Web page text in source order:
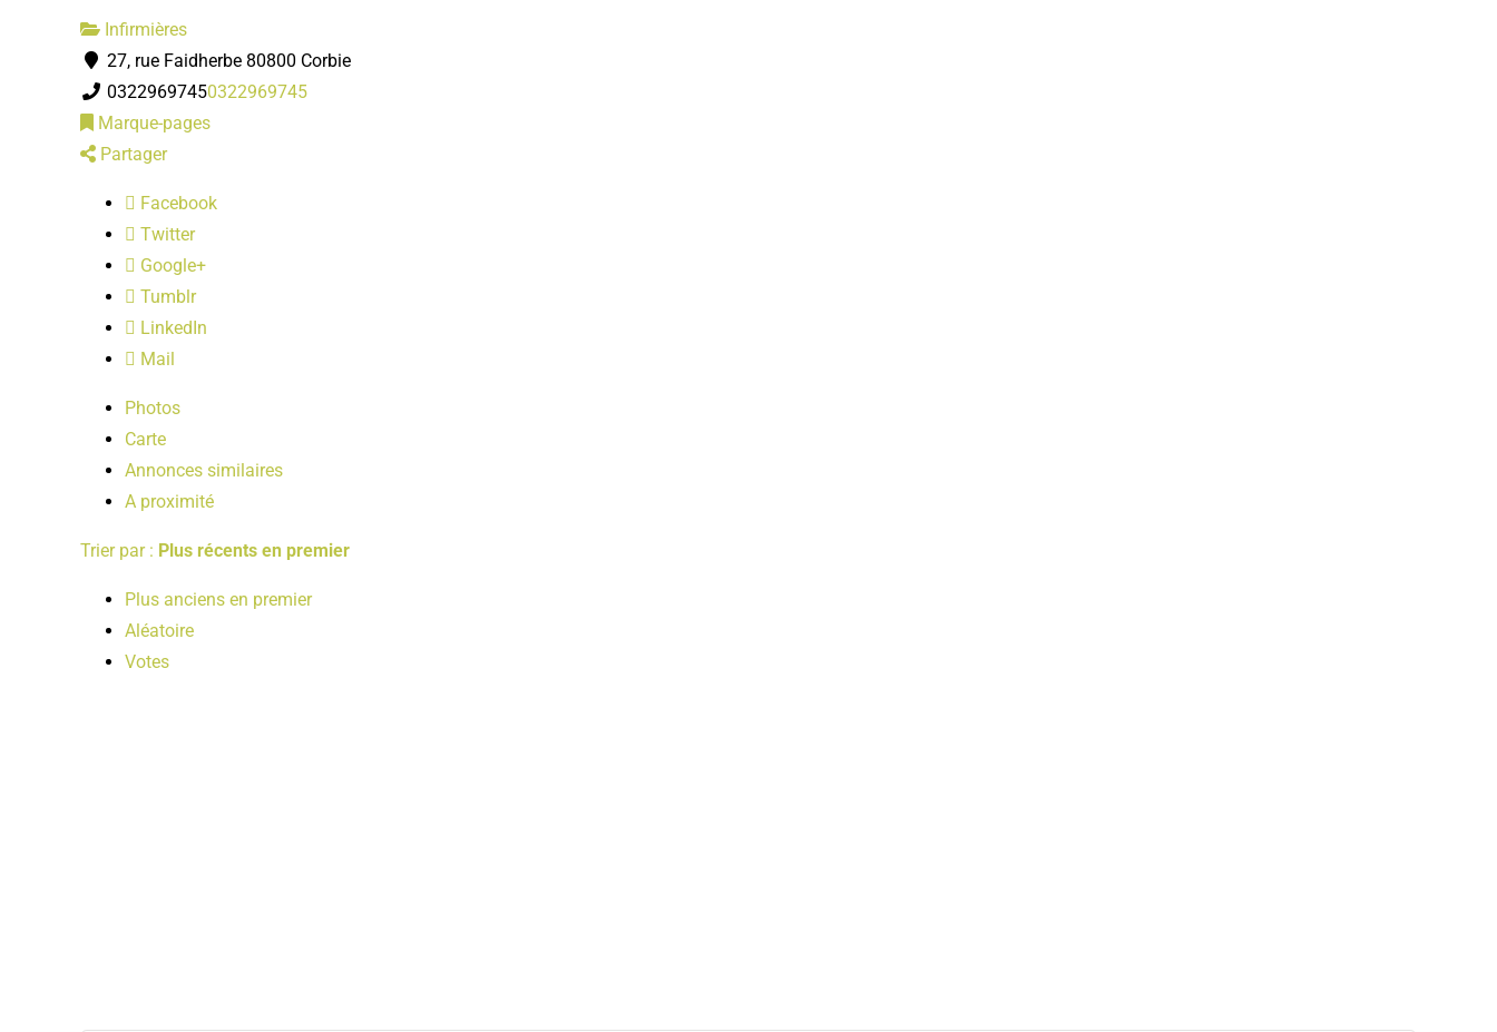
Infirmières
27, rue Faidherbe 80800 Corbie
03229697450322969745
Marque-pages
Partager
Facebook
Twitter
Google+
Tumblr
LinkedIn
Mail
Photos
Carte
Annonces similaires
A proximité
Trier par : Plus récents en premier
Plus anciens en premier
Aléatoire
Votes